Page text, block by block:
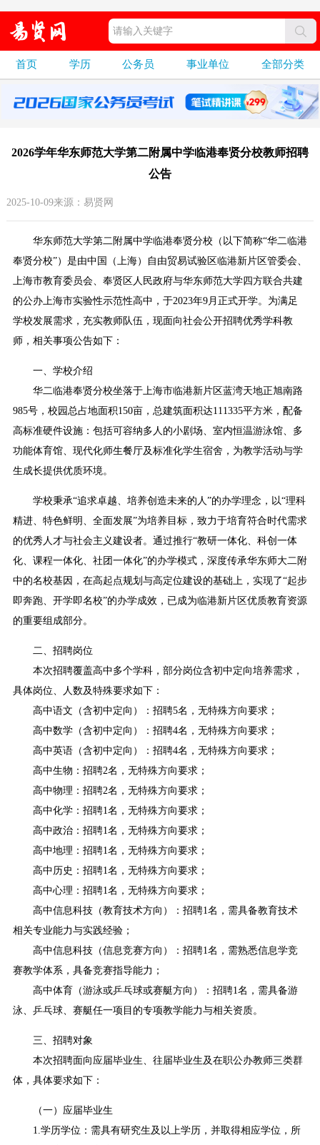
首页 学历 公务员 事业单位 全部分类
2026学年华东师范大学第二附属中学临港奉贤分校教师招聘
公告
2025-10-09来源：易贤网
华东师范大学第二附属中学临港奉贤分校（以下简称“华二临港
奉贤分校”）是由中国（上海）自由贸易试验区临港新片区管委会、
上海市教育委员会、奉贤区人民政府与华东师范大学四方联合共建
的公办上海市实验性示范性高中，于2023年9月正式开学。为满足
学校发展需求，充实教师队伍，现面向社会公开招聘优秀学科教
师，相关事项公告如下：
一、学校介绍
华二临港奉贤分校坐落于上海市临港新片区蓝湾天地正旭南路
985号，校园总占地面积150亩，总建筑面积达111335平方米，配备
高标准硬件设施：包括可容纳多人的小剧场、室内恒温游泳馆、多
功能体育馆、现代化师生餐厅及标准化学生宿舍，为教学活动与学
生成长提供优质环境。
学校秉承“追求卓越、培养创造未来的人”的办学理念，以“理科
精进、特色鲜明、全面发展”为培养目标，致力于培育符合时代需求
的优秀人才与社会主义建设者。通过推行“教研一体化、科创一体
化、课程一体化、社团一体化”的办学模式，深度传承华东师大二附
中的名校基因，在高起点规划与高定位建设的基础上，实现了“起步
即奔跑、开学即名校”的办学成效，已成为临港新片区优质教育资源
的重要组成部分。
二、招聘岗位
本次招聘覆盖高中多个学科，部分岗位含初中定向培养需求，
具体岗位、人数及特殊要求如下：
高中语文（含初中定向）：招聘5名，无特殊方向要求；
高中数学（含初中定向）：招聘4名，无特殊方向要求；
高中英语（含初中定向）：招聘4名，无特殊方向要求；
高中生物：招聘2名，无特殊方向要求；
高中物理：招聘2名，无特殊方向要求；
高中化学：招聘1名，无特殊方向要求；
高中政治：招聘1名，无特殊方向要求；
高中地理：招聘1名，无特殊方向要求；
高中历史：招聘1名，无特殊方向要求；
高中心理：招聘1名，无特殊方向要求；
高中信息科技（教育技术方向）：招聘1名，需具备教育技术
相关专业能力与实践经验；
高中信息科技（信息竞赛方向）：招聘1名，需熟悉信息学竞
赛教学体系，具备竞赛指导能力；
高中体育（游泳或乒乓球或赛艇方向）：招聘1名，需具备游
泳、乒乓球、赛艇任一项目的专项教学能力与相关资质。
三、招聘对象
本次招聘面向应届毕业生、往届毕业生及在职公办教师三类群
体，具体要求如下：
（一）应届毕业生
1.学历学位：需具有研究生及以上学历，并取得相应学位，所